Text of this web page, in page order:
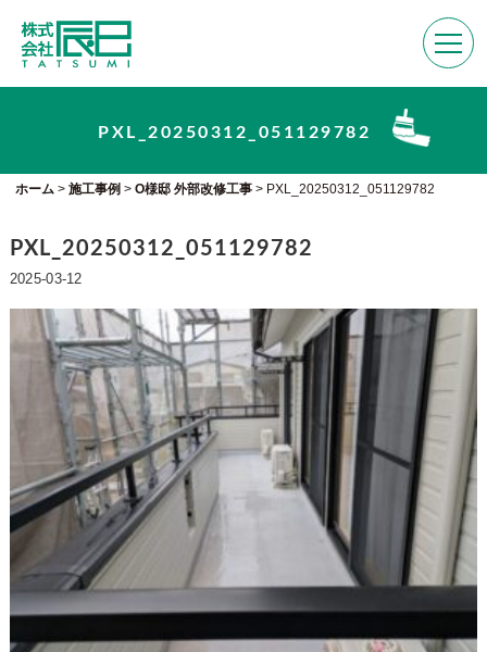
PXL_20250312_051129782
ホーム> 施工事例 > O様邸 外部改修工事> PXL_20250312_051129782
PXL_20250312_051129782
2025-03-12